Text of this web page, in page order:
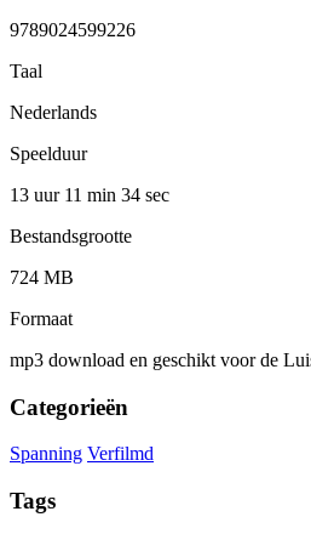
9789024599226
Taal
Nederlands
Speelduur
13 uur 11 min 34 sec
Bestandsgrootte
724 MB
Formaat
mp3 download en geschikt voor de
Categorieën
Spanning Verfilmd
Tags